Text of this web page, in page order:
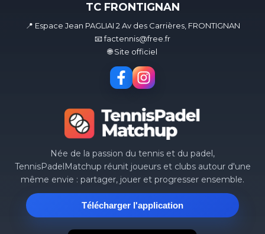
TC FRONTIGNAN
📍 Espace Jean PAGLIAI 2 Av des Carrières, FRONTIGNAN
📧 factennis@free.fr
🌐 Site officiel
Née de la passion du tennis et du padel,
TennisPadelMatchup réunit joueurs et clubs autour d'une
même envie : partager, jouer et progresser ensemble.
Télécharger l'application